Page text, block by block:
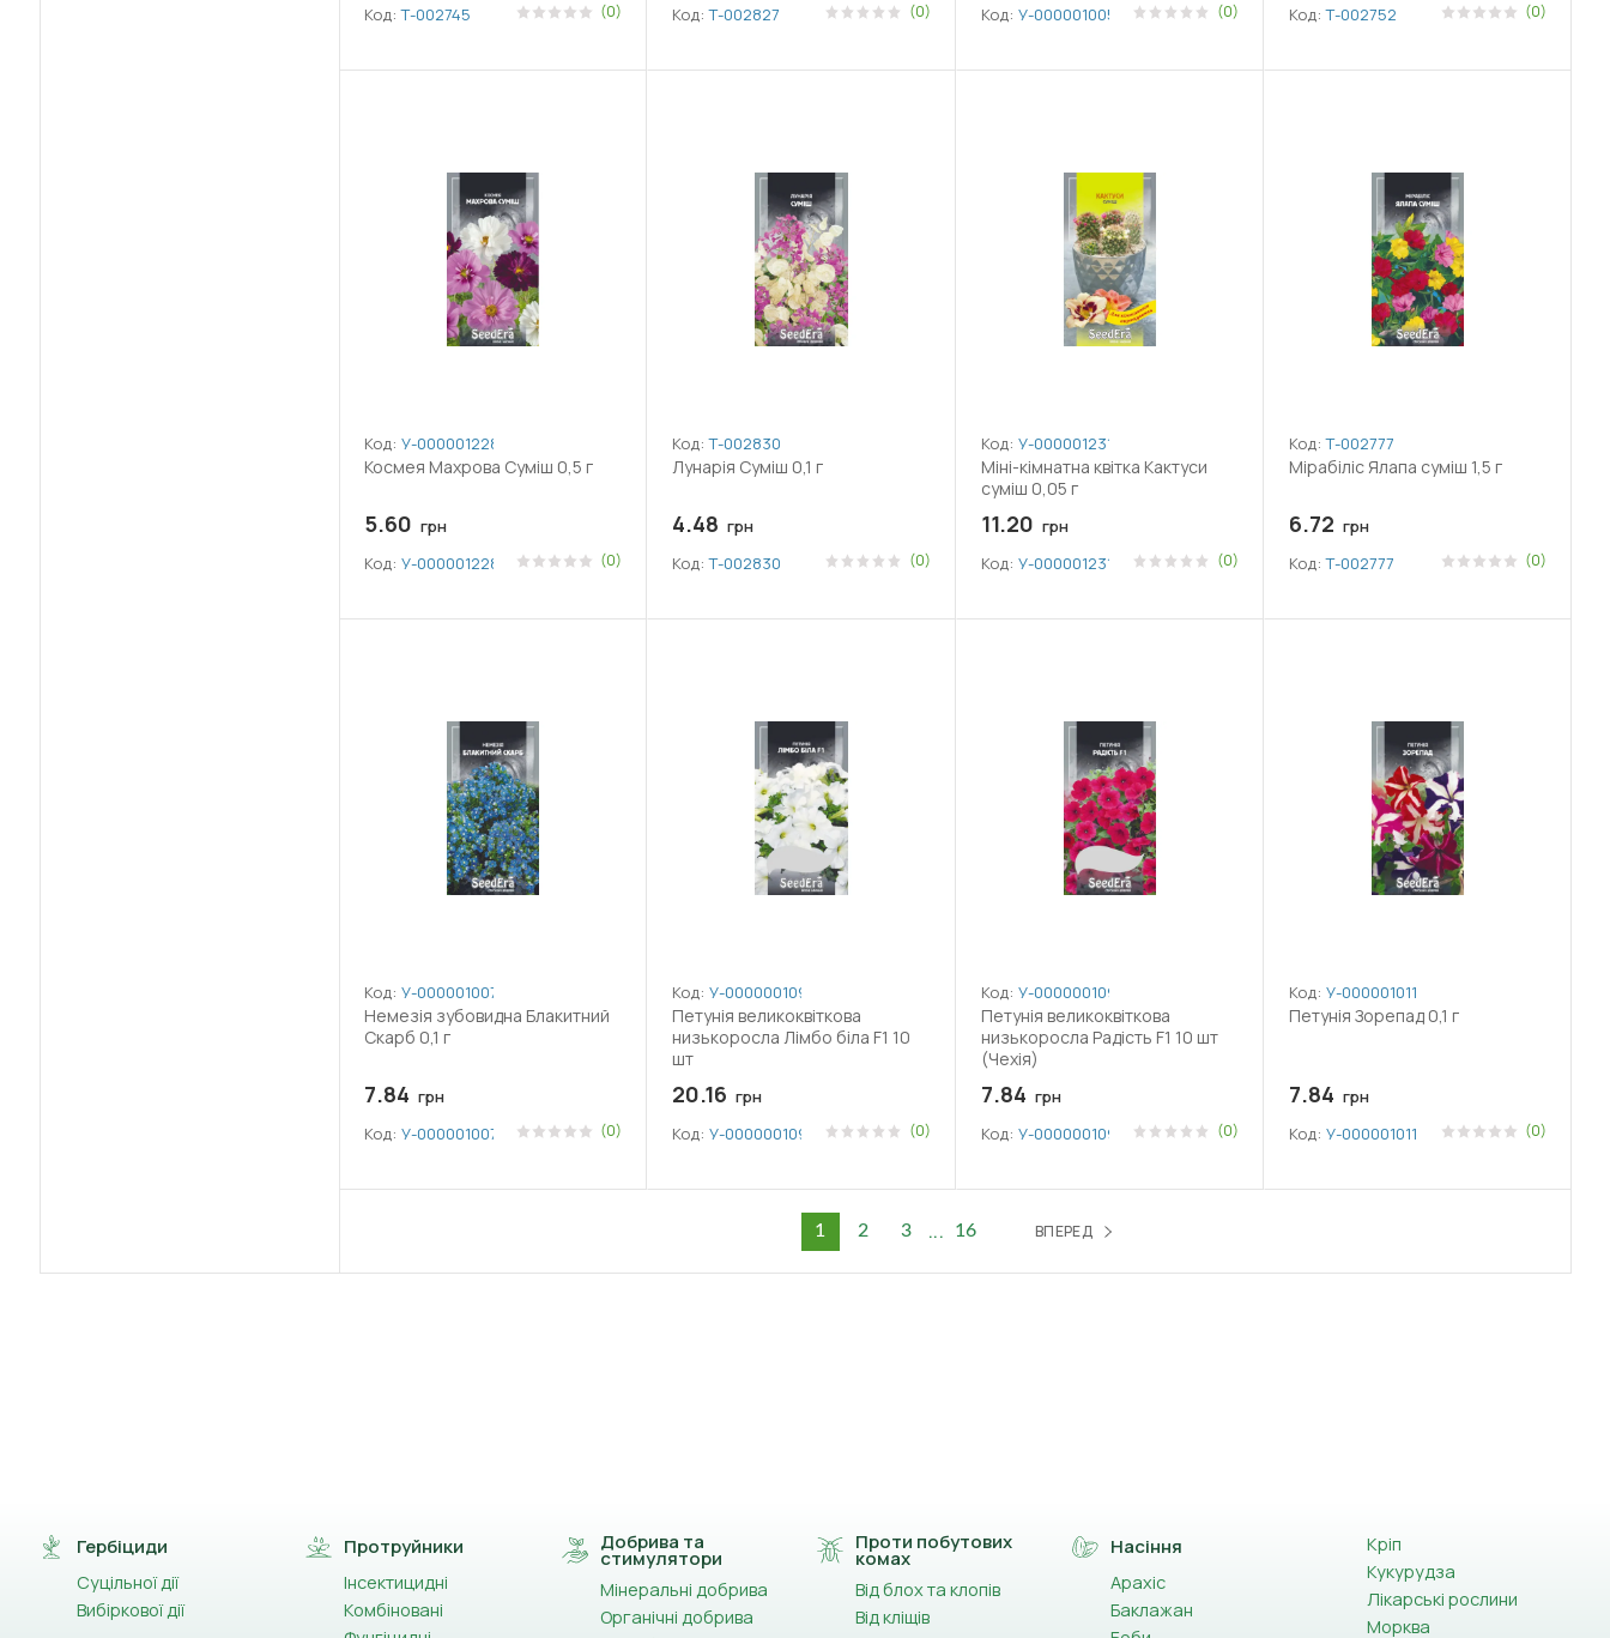
Код: Т-002745 (0)
Код: Т-002827 (0)
Код: У-0000010053 (0)
Код: Т-002752 (0)
Код: У-0000012287
Космея Махрова Суміш 0,5 г
5.60 грн
Код: У-0000012287 (0)
Код: Т-002830
Лунарія Суміш 0,1 г
4.48 грн
Код: Т-002830 (0)
Код: У-0000012318
Міні-кімнатна квітка Кактуси
суміш 0,05 г
11.20 грн
Код: У-0000012318 (0)
Код: Т-002777
Мірабіліс Ялапа суміш 1,5 г
6.72 грн
Код: Т-002777 (0)
Код: У-0000010078
Немезія зубовидна Блакитний
Скарб 0,1 г
7.84 грн
Код: У-0000010078 (0)
Код: У-0000001092
Петунія великоквіткова
низькоросла Лімбо біла F1 10
шт
20.16 грн
Код: У-0000001092 (0)
Код: У-0000001096
Петунія великоквіткова
низькоросла Радість F1 10 шт
(Чехія)
7.84 грн
Код: У-0000001096 (0)
Код: У-0000010114
Петунія Зорепад 0,1 г
7.84 грн
Код: У-0000010114 (0)
1 2 3 ... 16 ВПЕРЕД
Гербіциди
Суцільної дії
Вибіркової дії
Протруйники
Інсектицидні
Комбіновані
Добрива та
стимулятори
Мінеральні добрива
Органічні добрива
Проти побутових
комах
Від блох та клопів
Від кліщів
Насіння
Арахіс
Баклажан
Кріп
Кукурудза
Лікарські рослини
Морква